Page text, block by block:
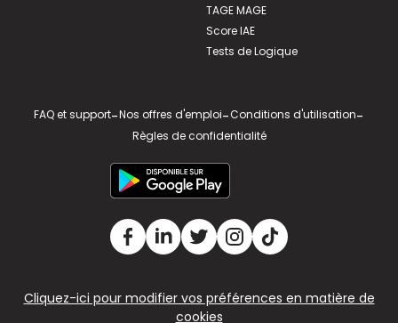
TAGE MAGE
Score IAE
Tests de Logique
FAQ et support-Nos offres d'emploi-Conditions d'utilisation-
Règles de confidentialité
Cliquez-ici pour modifier vos préférences en matière de
cookies